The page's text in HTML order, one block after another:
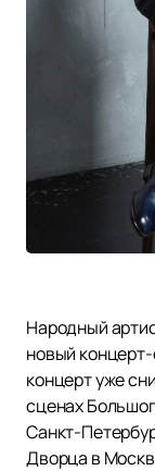
Народный
новый
концерт уже
сценах
Санкт-
Дворца в